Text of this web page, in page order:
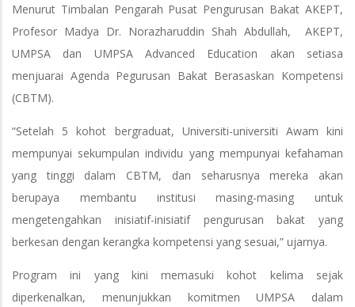
Menurut Timbalan Pengarah Pusat Pengurusan Bakat AKEPT,
Profesor Madya Dr. Norazharuddin Shah Abdullah, AKEPT,
UMPSA dan UMPSA Advanced Education akan setiasa
menjuarai Agenda Pegurusan Bakat Berasaskan Kompetensi
(CBTM).
“Setelah 5 kohot bergraduat, Universiti-universiti Awam kini
mempunyai sekumpulan individu yang mempunyai kefahaman
yang tinggi dalam CBTM, dan seharusnya mereka akan
berupaya membantu institusi masing-masing untuk
mengetengahkan inisiatif-inisiatif pengurusan bakat yang
berkesan dengan kerangka kompetensi yang sesuai,” ujarnya.
Program ini yang kini memasuki kohot kelima sejak
diperkenalkan, menunjukkan komitmen UMPSA dalam